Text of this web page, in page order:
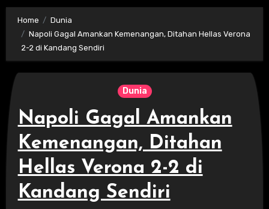
Home
Dunia
Napoli Gagal Amankan Kemenangan, Ditahan Hellas Verona
2-2 di Kandang Sendiri
Dunia
Napoli Gagal Amankan
Kemenangan, Ditahan
Hellas Verona 2-2 di
Kandang Sendiri